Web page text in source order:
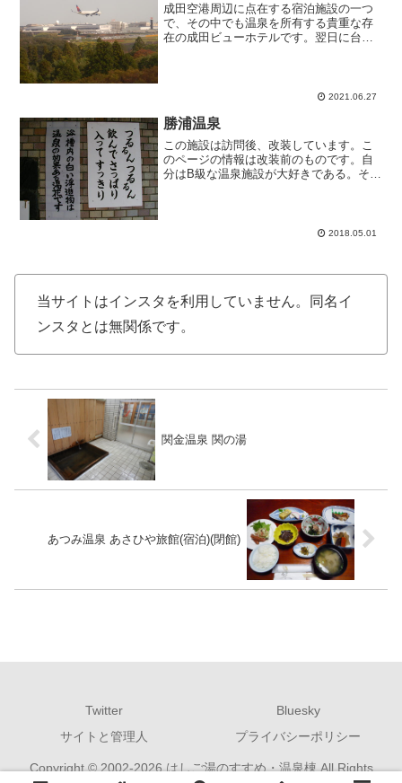
成田空港周辺に点在する宿泊施設の一つ
で、その中でも温泉を所有する貴重な存
在の成田ビューホテルです。翌日に台北
2021.06.27
勝浦温泉
この施設は訪問後、改装しています。こ
のページの情報は改装前のものです。自
分はB級な温泉施設が大好きである。それ
2018.05.01
当サイトはインスタを利用していません。同名イ
ンスタとは無関係です。
関金温泉 関の湯
あつみ温泉 あさひや旅館(宿泊)(閉館)
Twitter
Bluesky
サイトと管理人
プライバシーポリシー
Copyright © 2002-2026 はしご湯のすすめ・温泉棟 All Rights